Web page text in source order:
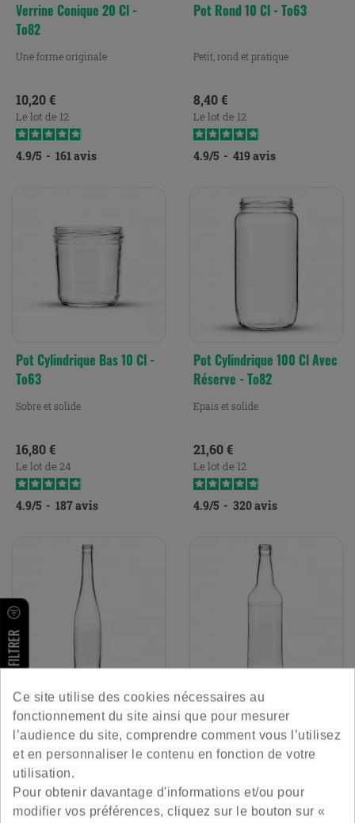
FILTRER
Verrine Conique 20 Cl -
To82
Une forme originale
Prix
10,20 €
Le lot de 12
4.9/5 - 161avis
Pot Rond 10 Cl - To63
Petit, rond et pratique
Prix
8,40 €
Le lot de 12
4.9/5 - 419 avis
Pot Cylindrique Bas 10 Cl -
To63
Sobre et solide
Prix
16,80 €
Le lot de 24
4.9/5 - 187avis
Pot Cylindrique 100 Cl Avec
Réserve - To82
Epais et solide
Prix
21,60 €
Le lot de 12
4.9/5 - 320avis
Bouteille Eau De Vie
Distillateur 70 Cl
Design et jolie
Prix
24,00 €
Le lot de 12
Bouteille De Rhum 70 Cl
Pratique, solide et esthétique
Prix
24,00 €
Le lot de 12
Ce site utilise des cookies nécessaires au
fonctionnement du site ainsi que pour mesurer
l’audience du site, comprendre comment vous l’utilisez
et en personnaliser le contenu en fonction de votre
utilisation.
Pour obtenir davantage d'informations et/ou pour
modifier vos préférences, cliquez sur le bouton sur «